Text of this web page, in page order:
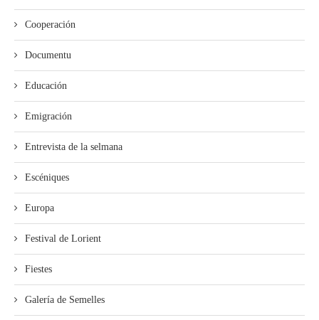
Cooperación
Documentu
Educación
Emigración
Entrevista de la selmana
Escéniques
Europa
Festival de Lorient
Fiestes
Galería de Semelles